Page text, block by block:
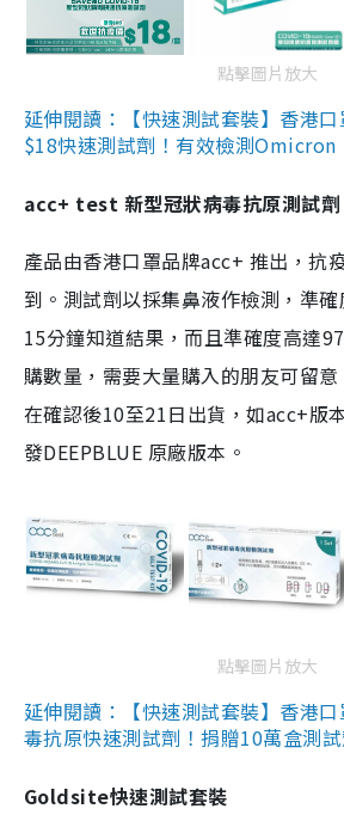
點擊圖片放大
延伸閱讀：【快速測試套裝】香港
$18快速測試劑！有效檢測
acc+ test 新型冠狀病毒抗原測試劑
產品由香港口罩品牌acc+ 推出，抗
到。測試劑以採集鼻液作檢測，準
15分鐘知道結果，而且準確度高達
購數量，需要大量購入的朋友可留
在確認後10至21日出貨，如acc+版
發DEEPBLUE 原廠版本。
點擊圖片放大
延伸閱讀：【快速測試套裝】香港
毒抗原快速測試劑！捐贈10萬盒測
Goldsite快速測試套裝